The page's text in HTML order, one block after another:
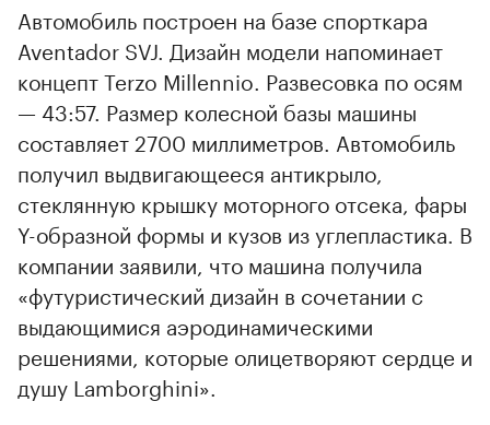
Автомобиль построен на базе спорткара
Aventador SVJ. Дизайн модели напоминает
концепт Terzo Millennio. Развесовка по осям
— 43:57. Размер колесной базы машины
составляет 2700 миллиметров. Автомобиль
получил выдвигающееся антикрыло,
стеклянную крышку моторного отсека, фары
Y-образной формы и кузов из углепластика. В
компании заявили, что машина получила
«футуристический дизайн в сочетании с
выдающимися аэродинамическими
решениями, которые олицетворяют сердце и
душу Lamborghini».